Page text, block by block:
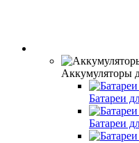
Аккумуляторы
Батареи
Батареи